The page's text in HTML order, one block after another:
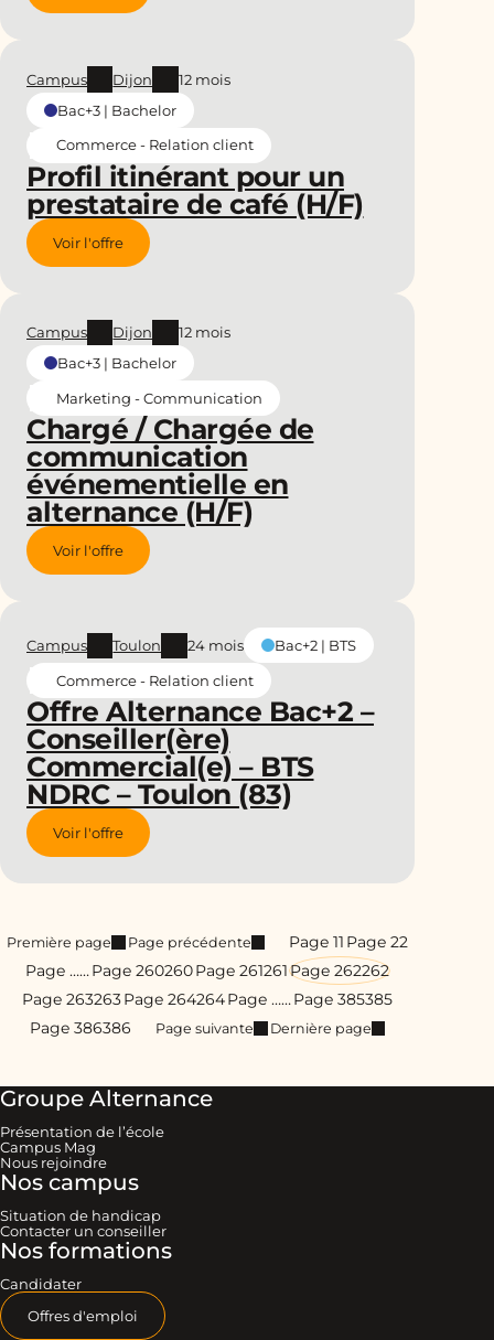
Profil itinérant pour un
prestataire de café (H/F)
Campus Dijon
12 mois
Bac+3 | Bachelor
Commerce - Relation client
Voir l'offre
Chargé / Chargée de
communication
événementielle en
alternance (H/F)
Campus Dijon
12 mois
Bac+3 | Bachelor
Marketing - Communication
Voir l'offre
Offre Alternance Bac+2 –
Conseiller(ère)
Commercial(e) – BTS
NDRC – Toulon (83)
Campus Toulon 24 mois
Bac+2 | BTS
Commerce - Relation client
Voir l'offre
Première page Page précédente Page 11 Page 22
Page ……Page 260260Page 261261Page 262262
Page 263263Page 264264Page ……Page 385385
Page 386386 Page suivante Dernière page
Groupe Alternance
Présentation de l’école
Campus Mag
Nous rejoindre
Nos campus
Situation de handicap
Contacter un conseiller
Nos formations
Candidater
Offres d'emploi